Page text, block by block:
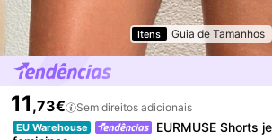
Itens Guia de Tamanhos
11 ,73€ Sem direitos adicionais
EU Warehouse
EURMUSE Shorts